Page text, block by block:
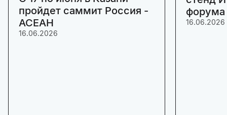
пройдет саммит Россия -
АСЕАН
16.06.2026
16.06.2026